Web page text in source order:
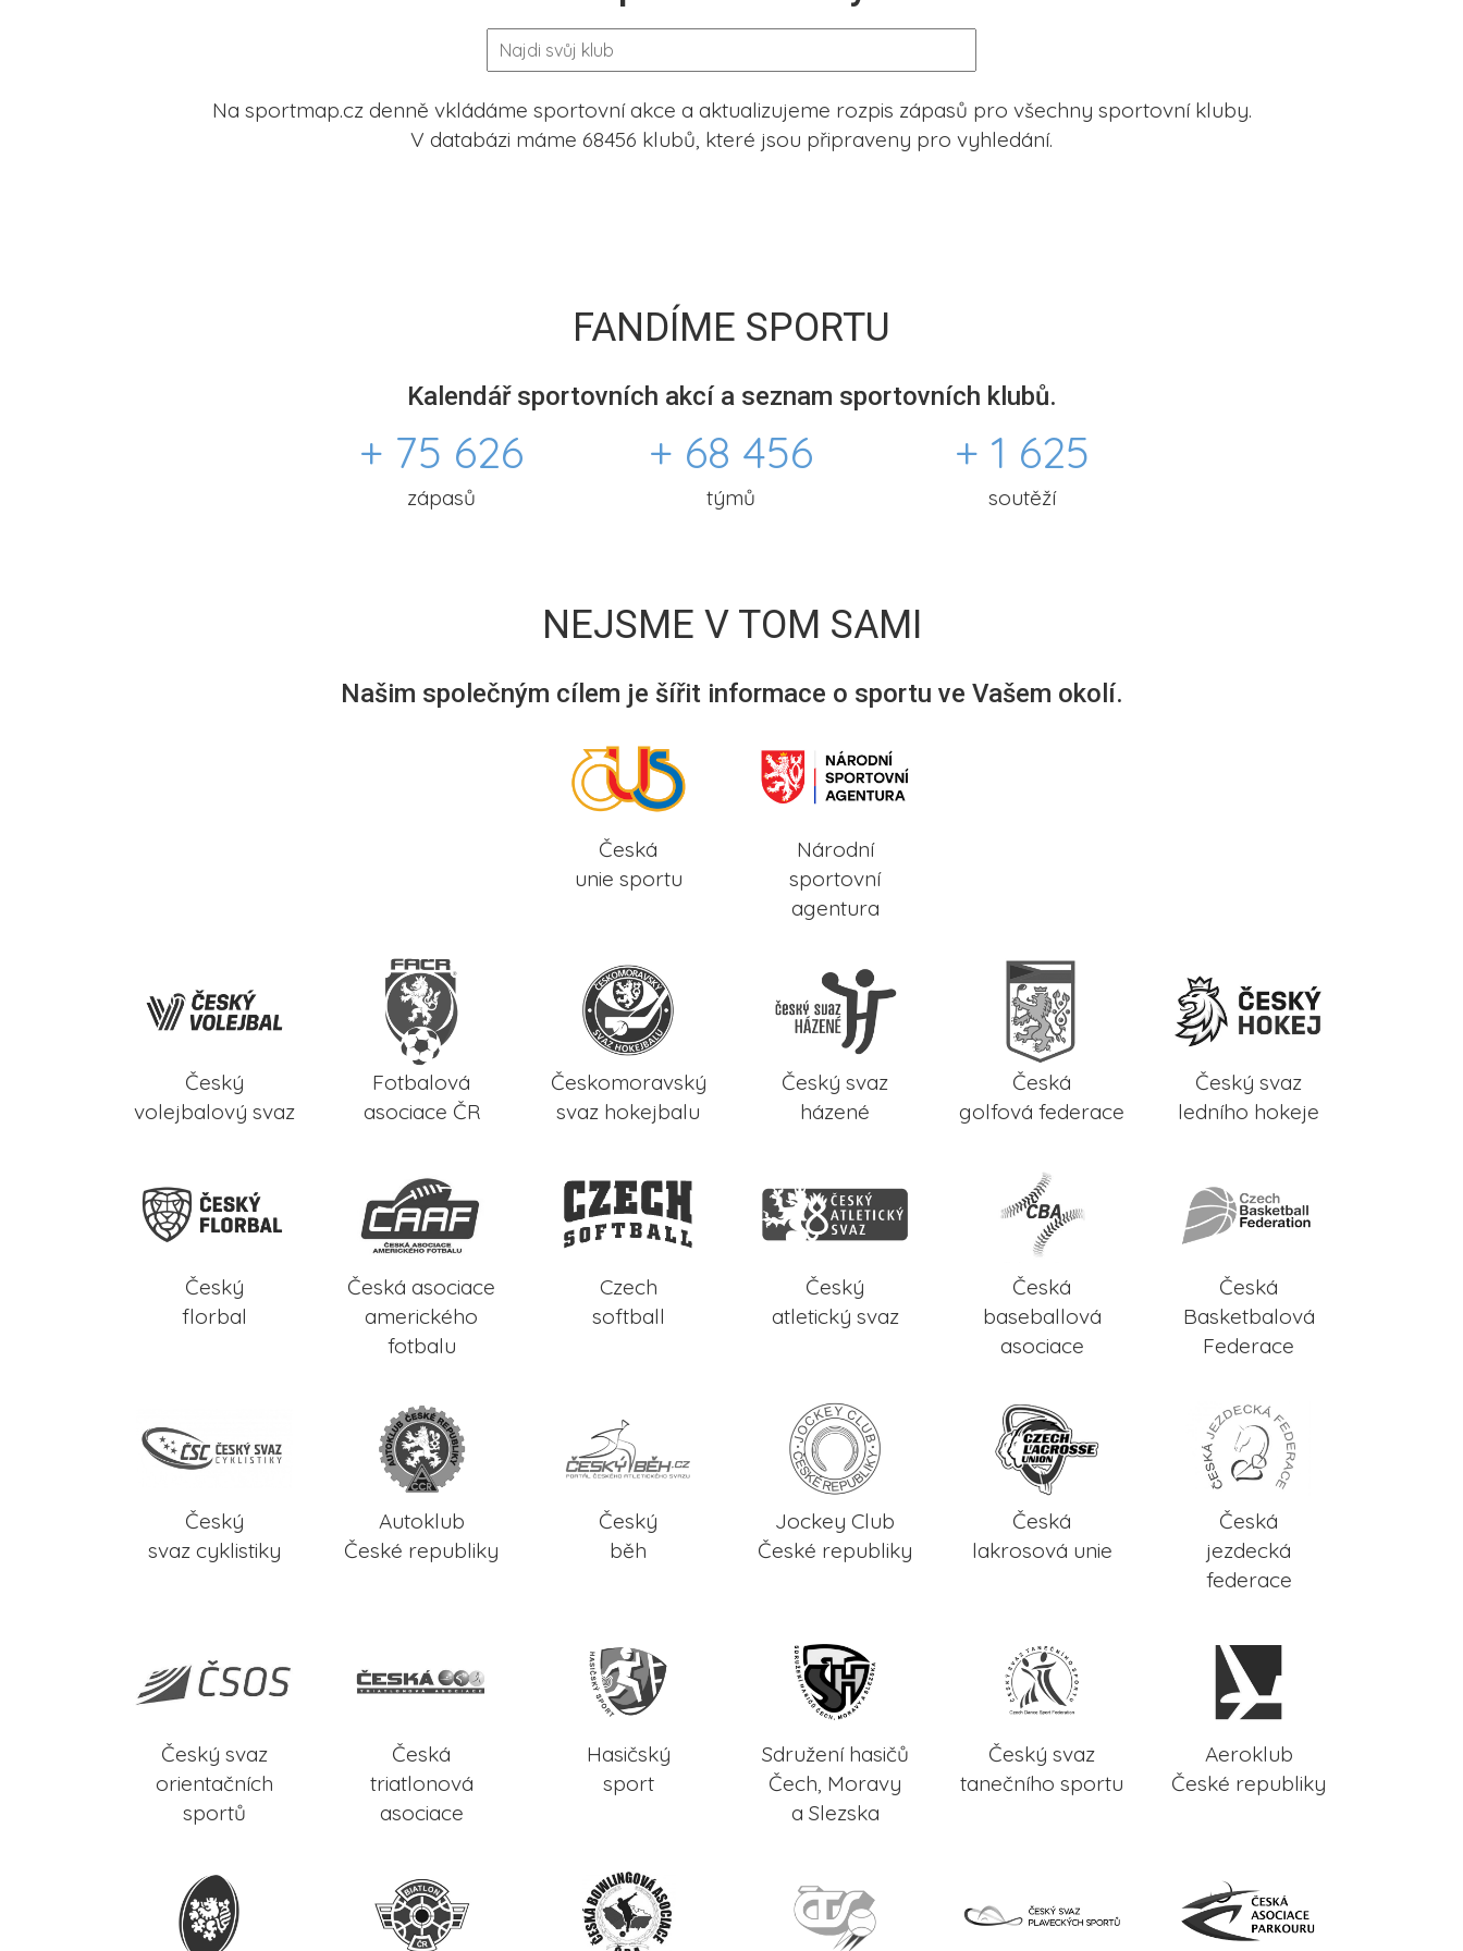
Na sportmap.cz denně vkládáme sportovní akce a aktualizujeme rozpis zápasů pro všechny sportovní kluby.
V databázi máme 68456 klubů, které jsou připraveny pro vyhledání.
FANDÍME SPORTU
Kalendář sportovních akcí a seznam sportovních klubů.
+ 75 626
zápasů
+ 68 456
týmů
+ 1 625
soutěží
NEJSME V TOM SAMI
Našim společným cílem je šířit informace o sportu ve Vašem okolí.
Česká
unie sportu
Národní
sportovní
agentura
Český
volejbalový svaz
Fotbalová
asociace ČR
Českomoravský
svaz hokejbalu
Český svaz
házené
Česká
golfová federace
Český svaz
ledního hokeje
Český
florbal
Česká asociace
amerického
fotbalu
Czech
softball
Český
atletický svaz
Česká
baseballová
asociace
Česká
Basketbalová
Federace
Český
svaz cyklistiky
Autoklub
České republiky
Český
běh
Jockey Club
České republiky
Česká
lakrosová unie
Česká
jezdecká
federace
Český svaz
orientačních
sportů
Česká
triatlonová
asociace
Hasičský
sport
Sdružení hasičů
Čech, Moravy
a Slezska
Český svaz
tanečního sportu
Aeroklub
České republiky